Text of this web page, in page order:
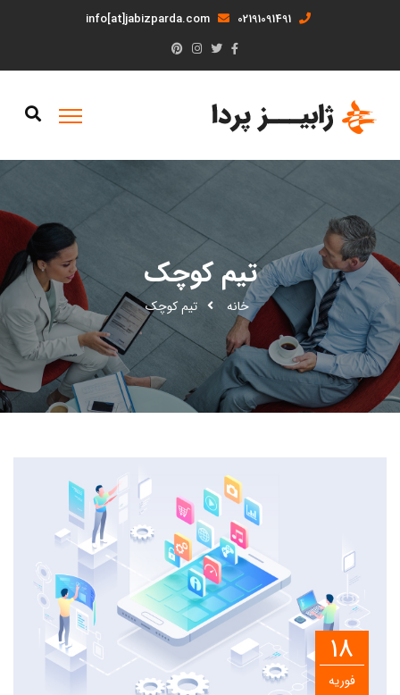
02191091491
info[at]jabizparda.com
تیم کوچک
خانه تیم کوچک
18
فوریه